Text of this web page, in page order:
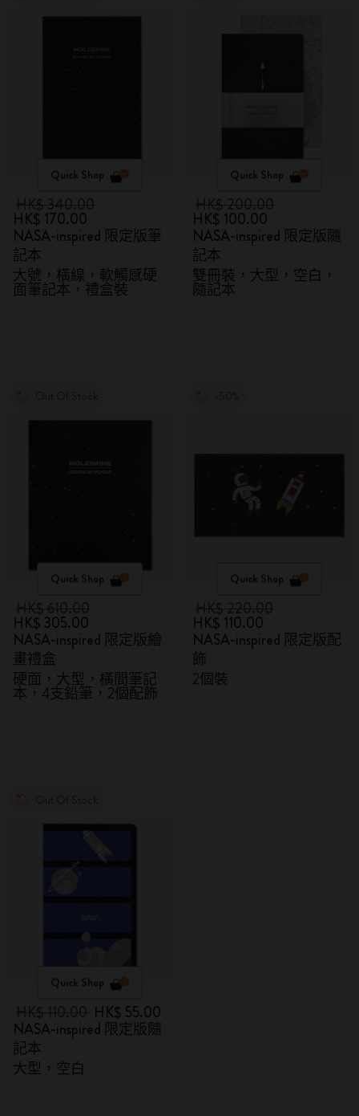
Quick Shop
HK$ 170.00
NASA-inspired 限定版筆
記本
大號，橫線，軟觸感硬
面筆記本，禮盒裝
Quick Shop
HK$ 100.00
NASA-inspired 限定版隨
記本
雙冊裝，大型，空白，
隨記本
Quick Shop
HK$ 305.00
NASA-inspired 限定版繪
畫禮盒
硬面，大型，橫間筆記
本，4支鉛筆，2個配飾
Quick Shop
HK$ 110.00
NASA-inspired 限定版配
飾
2個裝
Quick Shop
HK$ 55.00
NASA-inspired 限定版隨
記本
大型，空白